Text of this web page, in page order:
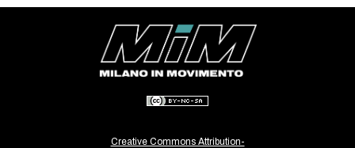
SEARCH
Creative Commons Attribution-